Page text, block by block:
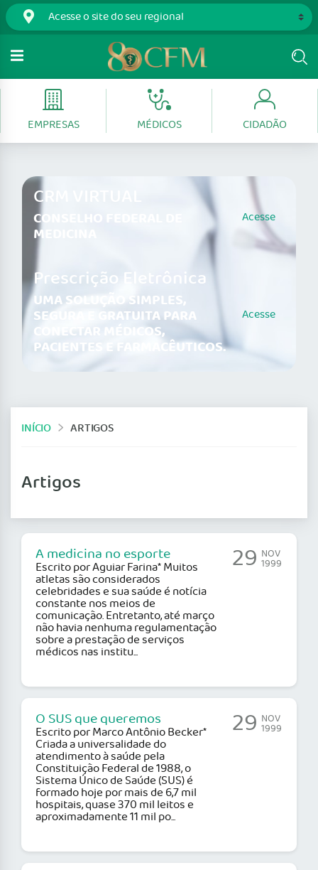
EMPRESAS MÉDICOS CIDADÃO
CRM VIRTUAL
CONSELHO FEDERAL DE
MEDICINA
Acesse
Prescrição Eletrônica
UMA SOLUÇÃO SIMPLES,
SEGURA E GRATUITA PARA
CONECTAR MÉDICOS,
PACIENTES E FARMACÊUTICOS.
Acesse
INÍCIO ARTIGOS
Artigos
A medicina no esporte
Escrito por Aguiar Farina* Muitos
atletas são considerados
celebridades e sua saúde é notícia
constante nos meios de
comunicação. Entretanto, até março
não havia nenhuma regulamentação
sobre a prestação de serviços
médicos nas institu...
29 NOV
1999
O SUS que queremos
Escrito por Marco Antônio Becker*
Criada a universalidade do
atendimento à saúde pela
Constituição Federal de 1988, o
Sistema Único de Saúde (SUS) é
formado hoje por mais de 6,7 mil
hospitais, quase 370 mil leitos e
aproximadamente 11 mil po...
29 NOV
1999